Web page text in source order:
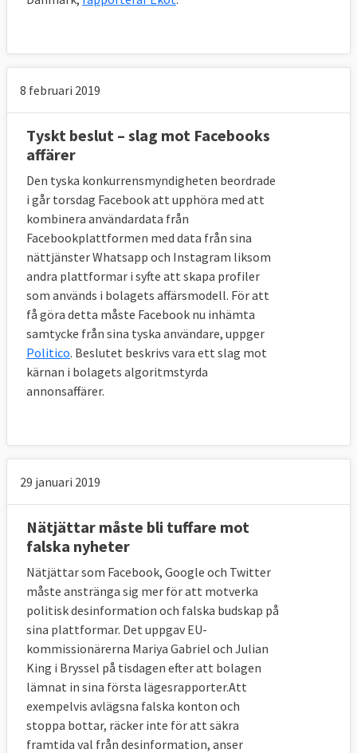
8 februari 2019
Tyskt beslut – slag mot Facebooks
affärer
Den tyska konkurrensmyndigheten beordrade
i går torsdag Facebook att upphöra med att
kombinera användardata från
Facebookplattformen med data från sina
nättjänster Whatsapp och Instagram liksom
andra plattformar i syfte att skapa profiler
som används i bolagets affärsmodell. För att
få göra detta måste Facebook nu inhämta
samtycke från sina tyska användare, uppger
Politico. Beslutet beskrivs vara ett slag mot
kärnan i bolagets algoritmstyrda
annonsaffärer.
29 januari 2019
Nätjättar måste bli tuffare mot
falska nyheter
Nätjättar som Facebook, Google och Twitter
måste anstränga sig mer för att motverka
politisk desinformation och falska budskap på
sina plattformar. Det uppgav EU-
kommissionärerna Mariya Gabriel och Julian
King i Bryssel på tisdagen efter att bolagen
lämnat in sina första lägesrapporter.Att
exempelvis avlägsna falska konton och
stoppa bottar, räcker inte för att säkra
framtida val från desinformation, anser